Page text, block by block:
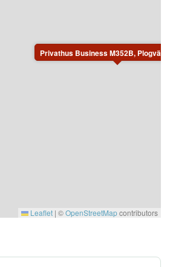
plats för vallning av skidor kan
Privathus Business M352B,
Leaflet | ©OpenStreetMapcontributors